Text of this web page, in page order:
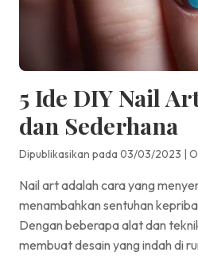
5 Ide DIY Nail
dan Sederhana
Dipublikasikan pada 03/03/2023 |
Nail art adalah cara yang
menambahkan sentuhan
Dengan beberapa alat dan
membuat desain yang indah di